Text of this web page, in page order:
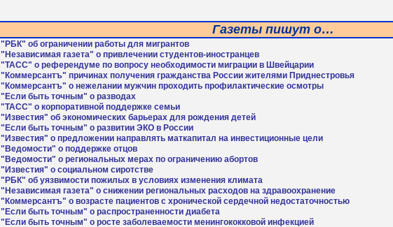
Газеты пишут о…
"РБК" об ограничении работы для мигрантов
"Независимая газета" о привлечении студентов-иностранцев
"ТАСС" о референдуме по вопросу необходимости миграции в Швейцарии
"Коммерсантъ" причинах получения гражданства России жителями Приднестровья
"Коммерсантъ" о нежелании мужчин проходить профилактические осмотры
"Если быть точным" о разводах
"ТАСС" о корпоративной поддержке семьи
"Известия" об экономических барьерах для рождения детей
"Если быть точным" о развитии ЭКО в России
"Известия" о предложении направлять маткапитал на инвестиционные цели
"Ведомости" о поддержке отцов
"Ведомости" о региональных мерах по ограничению абортов
"Известия" о социальном сиротстве
"РБК" об уязвимости пожилых в условиях изменения климата
"Независимая газета" о снижении региональных расходов на здравоохранение
"Коммерсантъ" о возрасте пациентов с хронической сердечной недостаточностью
"Если быть точным" о распространенности диабета
"Если быть точным" о росте заболеваемости менингококковой инфекцией